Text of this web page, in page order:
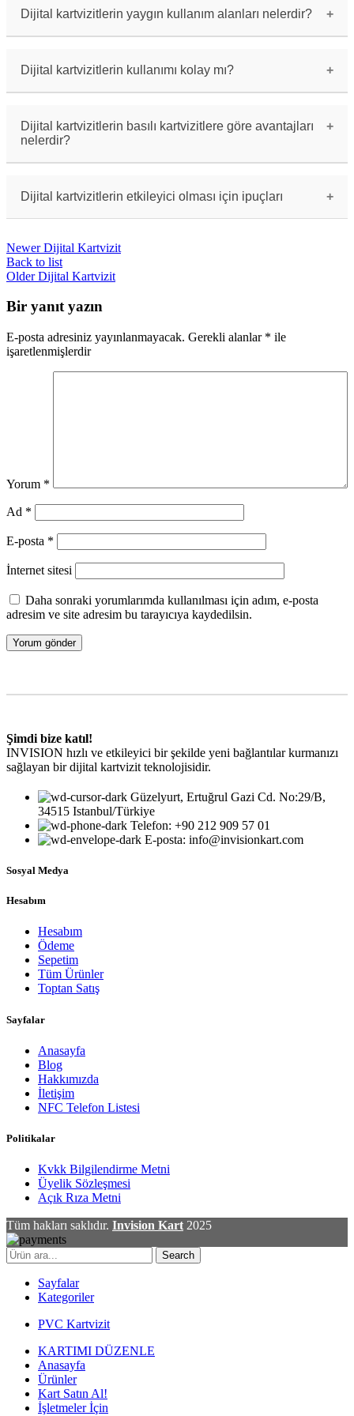
işletme logoları gibi çeşitli özellikler
içerebilir.
Dijital kartvizitlerin yaygın kullanım alanları nelerdir?
ortamlarda sıkça kullanılmaktadır.
Dijital kartvizitlerin kullanımı kolay mı?
bilgileri paylaşılabilir veya QR kod okutularak
bilgilere erişilebilir.
Dijital kartvizitlerin basılı kartvizitlere göre avantajları
nelerdir?
interaktif öğeler ekleyebilme imkanı sunar.
Dijital kartvizitlerin etkileyici olması için ipuçları
bilgiler sunulmalı, dikkat çekici öğeler
kullanılmalıdır.
Newer Dijital Kartvizit
Back to list
Older Dijital Kartvizit
Bir yanıt yazın
E-posta adresiniz yayınlanmayacak. Gerekli alanlar * ile
işaretlenmişlerdir
Yorum *
Ad *
E-posta *
İnternet sitesi
Daha sonraki yorumlarımda kullanılması için adım, e-posta
adresim ve site adresim bu tarayıcıya kaydedilsin.
Şimdi bize katıl!
INVISION hızlı ve etkileyici bir şekilde yeni bağlantılar kurmanızı
sağlayan bir dijital kartvizit teknolojisidir.
Güzelyurt, Ertuğrul Gazi Cd. No:29/B,
34515 Istanbul/Türkiye
Telefon: +90 212 909 57 01
E-posta: info@invisionkart.com
Sosyal Medya
Hesabım
Hesabım
Ödeme
Sepetim
Tüm Ürünler
Toptan Satış
Sayfalar
Anasayfa
Blog
Hakkımızda
İletişim
NFC Telefon Listesi
Politikalar
Kvkk Bilgilendirme Metni
Üyelik Sözleşmesi
Açık Rıza Metni
Tüm hakları saklıdır. Invision Kart 2025
Search
Sayfalar
Kategoriler
PVC Kartvizit
KARTIMI DÜZENLE
Anasayfa
Ürünler
Kart Satın Al!
İşletmeler İçin